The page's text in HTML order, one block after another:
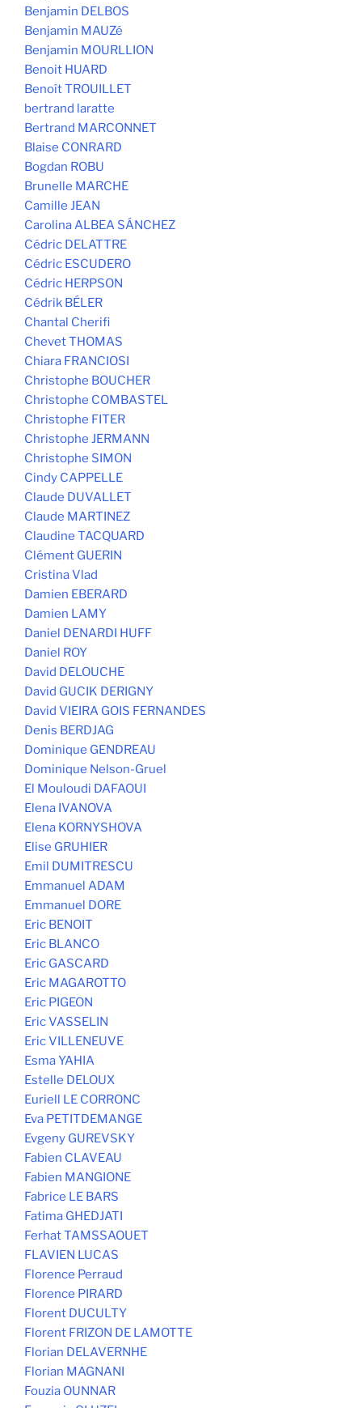
Benjamin DELBOS
Benjamin MAUZé
Benjamin MOURLLION
Benoit HUARD
Benoît TROUILLET
bertrand laratte
Bertrand MARCONNET
Blaise CONRARD
Bogdan ROBU
Brunelle MARCHE
Camille JEAN
Carolina ALBEA SÁNCHEZ
Cédric DELATTRE
Cédric ESCUDERO
Cédric HERPSON
Cédrik BÉLER
Chantal Cherifi
Chevet THOMAS
Chiara FRANCIOSI
Christophe BOUCHER
Christophe COMBASTEL
Christophe FITER
Christophe JERMANN
Christophe SIMON
Cindy CAPPELLE
Claude DUVALLET
Claude MARTINEZ
Claudine TACQUARD
Clément GUERIN
Cristina Vlad
Damien EBERARD
Damien LAMY
Daniel DENARDI HUFF
Daniel ROY
David DELOUCHE
David GUCIK DERIGNY
David VIEIRA GOIS FERNANDES
Denis BERDJAG
Dominique GENDREAU
Dominique Nelson-Gruel
El Mouloudi DAFAOUI
Elena IVANOVA
Elena KORNYSHOVA
Elise GRUHIER
Emil DUMITRESCU
Emmanuel ADAM
Emmanuel DORE
Eric BENOIT
Eric BLANCO
Eric GASCARD
Eric MAGAROTTO
Eric PIGEON
Eric VASSELIN
Eric VILLENEUVE
Esma YAHIA
Estelle DELOUX
Euriell LE CORRONC
Eva PETITDEMANGE
Evgeny GUREVSKY
Fabien CLAVEAU
Fabien MANGIONE
Fabrice LE BARS
Fatima GHEDJATI
Ferhat TAMSSAOUET
FLAVIEN LUCAS
Florence Perraud
Florence PIRARD
Florent DUCULTY
Florent FRIZON DE LAMOTTE
Florian DELAVERNHE
Florian MAGNANI
Fouzia OUNNAR